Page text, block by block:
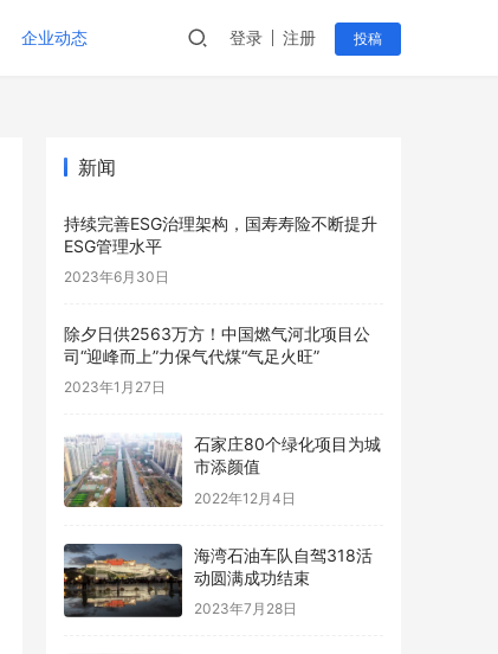
企业动态 登录 注册 投稿
新闻
持续完善ESG治理架构，国寿寿险不断提升
ESG管理水平
2023年6月30日
除夕日供2563万方！中国燃气河北项目公
司“迎峰而上”力保气代煤“气足火旺”
2023年1月27日
石家庄80个绿化项目为城
市添颜值
2022年12月4日
海湾石油车队自驾318活
动圆满成功结束
2023年7月28日